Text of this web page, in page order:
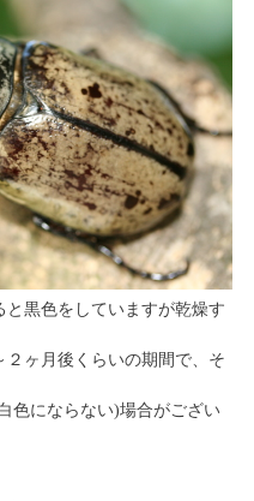
黒色をしていますが乾燥す
ヶ月後くらいの期間で、そ
色にならない)場合がござい